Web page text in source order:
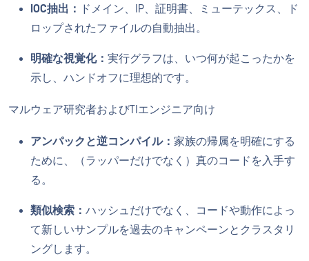
IOC抽出：
ドメイン、IP、証明書、ミューテックス、ド
ロップされたファイルの自動抽出。
明確な視覚化： 実行グラフは、いつ何が起こったかを
示し、ハンドオフに理想的です。
マルウェア研究者およびTIエンジニア向け
アンパックと逆コンパイル： 家族の帰属を明確にする
ために、（ラッパーだけでなく）真のコードを入手す
る。
類似検索： ハッシュだけでなく、コードや動作によっ
て新しいサンプルを過去のキャンペーンとクラスタリ
ングします。